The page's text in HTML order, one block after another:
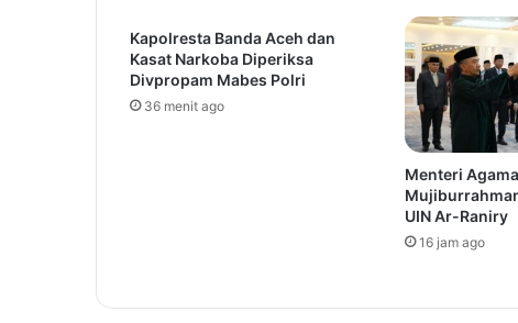
Kapolresta Banda Aceh dan
Kasat Narkoba Diperiksa
Divpropam Mabes Polri
36 menit ago
Menteri
UIN Ar-Raniry
16 jam ago